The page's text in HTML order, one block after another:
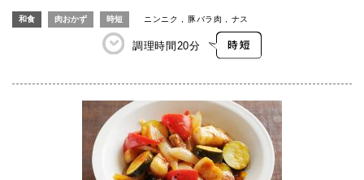
和食 肉おかず 時短 ニンニク 豚バラ肉 ナス
調理時間 20分